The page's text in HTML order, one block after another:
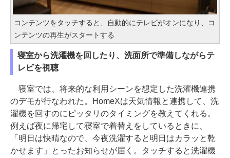
コンテンツをタッチすると、自動的にテレビがオンになり、コ
ンテンツの再生がスタートする
寝室から洗濯機を回したり、洗面所で準備しながらテ
レビを視聴
寝室では、将来的な利用シーンを想定した洗濯機連携
のデモが行なわれた。HomeXは天気情報と連携して、洗
濯機を回すのにピッタリのタイミングを教えてくれる。
例えば夜に帰宅して寝室で着替えをしているときに、
「明日は快晴なので、今夜洗濯すると明日はカラッと乾
かせます」とったお知らせが届く。タッチすると洗濯機